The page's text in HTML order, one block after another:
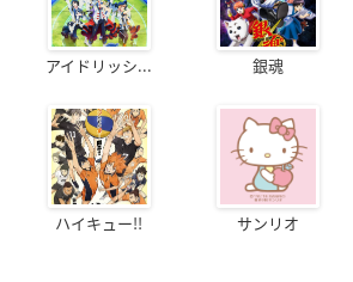
アイドリッシ... 銀魂
ハイキュー!! サンリオ